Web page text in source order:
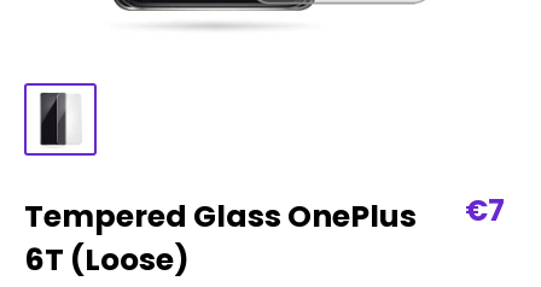
Tempered Glass OnePlus
6T (Loose)
€7